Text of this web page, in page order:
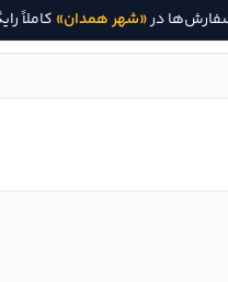
در«شهر همدان» کاملاً